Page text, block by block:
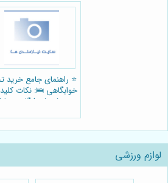
⭐️ راهنمای جامع
خوابگاهی 🛌: نکات
معرفی فروشگاه بهسازان
لوازم ورزشی